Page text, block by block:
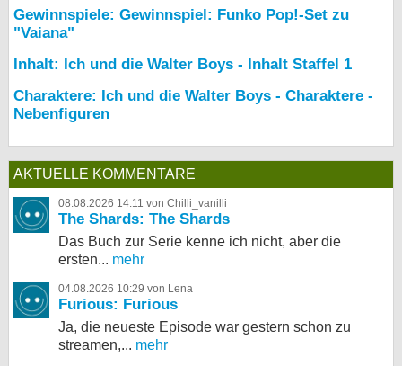
Gewinnspiele: Gewinnspiel: Funko Pop!-Set zu
"Vaiana"
Inhalt: Ich und die Walter Boys - Inhalt Staffel 1
Charaktere: Ich und die Walter Boys - Charaktere -
Nebenfiguren
AKTUELLE KOMMENTARE
08.08.2026 14:11 von Chilli_vanilli
The Shards: The Shards
Das Buch zur Serie kenne ich nicht, aber die
ersten... mehr
04.08.2026 10:29 von Lena
Furious: Furious
Ja, die neueste Episode war gestern schon zu
streamen,... mehr